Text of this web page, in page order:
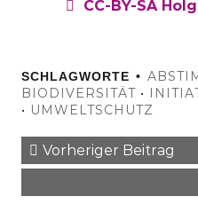
CC-BY-SA
SCHLAGWORTE
BIODIVERSITÄT•
• UMWELTSCHUTZ
Vorheriger Beitrag